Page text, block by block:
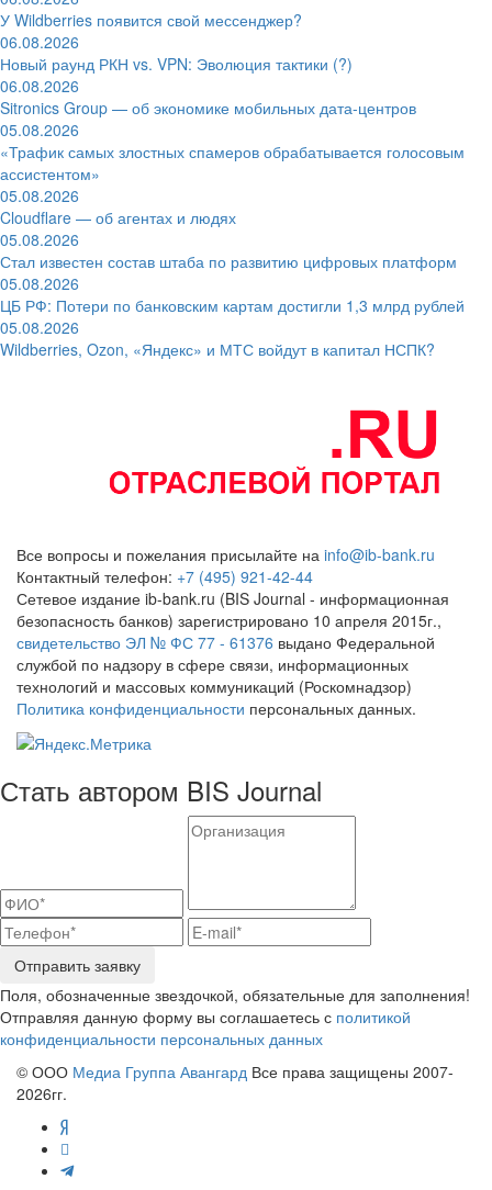
У Wildberries появится свой мессенджер?
06.08.2026
Новый раунд РКН vs. VPN: Эволюция тактики (?)
06.08.2026
Sitronics Group — об экономике мобильных дата-центров
05.08.2026
«Трафик самых злостных спамеров обрабатывается голосовым
ассистентом»
05.08.2026
Cloudflare — об агентах и людях
05.08.2026
Стал известен состав штаба по развитию цифровых платформ
05.08.2026
ЦБ РФ: Потери по банковским картам достигли 1,3 млрд рублей
05.08.2026
Wildberries, Ozon, «Яндекс» и МТС войдут в капитал НСПК?
Все вопросы и пожелания присылайте на info@ib-bank.ru
Контактный телефон: +7 (495) 921-42-44
Сетевое издание ib-bank.ru (BIS Journal - информационная
безопасность банков) зарегистрировано 10 апреля 2015г.,
свидетельство ЭЛ № ФС 77 - 61376 выдано Федеральной
службой по надзору в сфере связи, информационных
технологий и массовых коммуникаций (Роскомнадзор)
Политика конфиденциальности персональных данных.
Стать автором BIS Journal
Отправить заявку
Поля, обозначенные звездочкой, обязательные для заполнения!
Отправляя данную форму вы соглашаетесь с политикой
конфиденциальности персональных данных
© ООО Медиа Группа Авангард Все права защищены 2007-
2026гг.